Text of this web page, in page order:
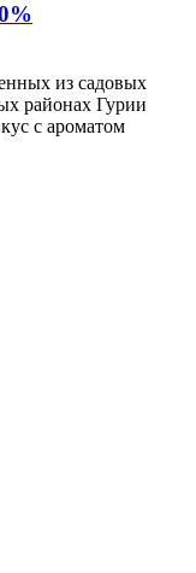
из садовых
районах Гурии
с ароматом